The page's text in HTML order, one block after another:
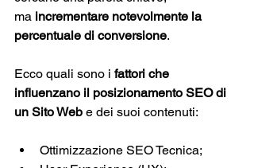
ma incrementare notevolmente la
percentuale di conversione.
Ecco quali sono i fattori che
influenzano il posizionamento SEO di
un Sito Web e dei suoi contenuti:
Ottimizzazione SEO Tecnica;